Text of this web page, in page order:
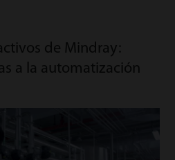
de Mindray:
a la automatización